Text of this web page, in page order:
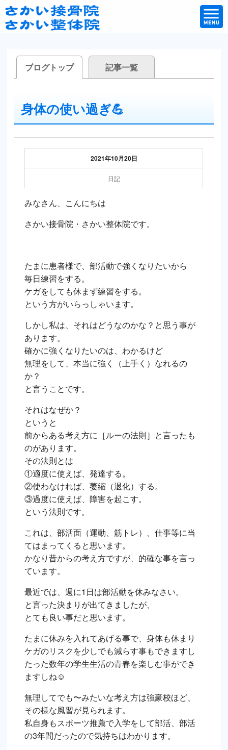
ブログトップ 記事一覧
身体の使い過ぎ💪
2021年10月20日
日記
みなさん、こんにちは
さかい接骨院・さかい整体院です。
たまに患者様で、部活動で強くなりたいから
毎日練習をする。
ケガをしても休まず練習をする。
という方がいらっしゃいます。
しかし私は、それはどうなのかな？と思う事が
あります。
確かに強くなりたいのは、わかるけど
無理をして、本当に強く（上手く）なれるの
か？
と言うことです。
それはなぜか？
というと
前からある考え方に［ルーの法則］と言ったも
のがあります。
その法則とは
①適度に使えば、発達する。
②使わなければ、萎縮（退化）する。
③過度に使えば、障害を起こす。
という法則です。
これは、部活面（運動、筋トレ）、仕事等に当
てはまってくると思います。
かなり昔からの考え方ですが、的確な事を言っ
ています。
最近では、週に1日は部活動を休みなさい。
と言った決まりが出てきましたが、
とても良い事だと思います。
たまに休みを入れてあげる事で、身体も休まり
ケガのリスクを少しでも減らす事もできますし
たった数年の学生生活の青春を楽しむ事ができ
ますしね☺
無理してでも〜みたいな考え方は強豪校ほど、
その様な風習が見られます。
私自身もスポーツ推薦で入学をして部活、部活
の3年間だったので気持ちはわかります。